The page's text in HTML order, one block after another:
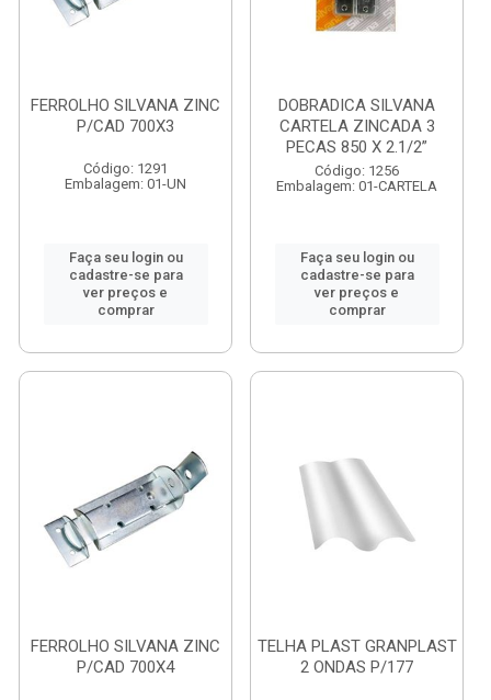
FERROLHO SILVANA ZINC
P/CAD 700X3
Código: 1291
Embalagem: 01-UN
Faça seu login ou
cadastre-se para
ver preços e
comprar
DOBRADICA SILVANA
CARTELA ZINCADA 3
PECAS 850 X 2.1/2”
Código: 1256
Embalagem: 01-CARTELA
Faça seu login ou
cadastre-se para
ver preços e
comprar
FERROLHO SILVANA ZINC
P/CAD 700X4
TELHA PLAST GRANPLAST
2 ONDAS P/177